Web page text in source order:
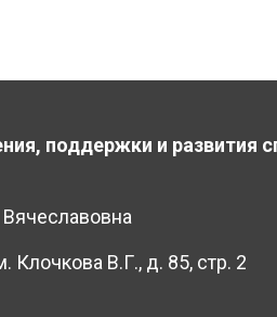
поддержки и развития
Клочкова В.Г., д. 85, стр. 2